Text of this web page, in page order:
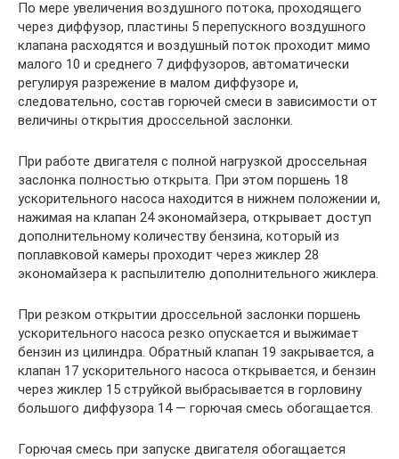
По мере увеличения воздушного потока, проходящего
через диффузор, пластины 5 перепускного воздушного
клапана расходятся и воздушный поток проходит мимо
малого 10 и среднего 7 диффузоров, автоматически
регулируя разрежение в малом диффузоре и,
следовательно, состав горючей смеси в зависимости от
величины открытия дроссельной заслонки.
При работе двигателя с полной нагрузкой дроссельная
заслонка полностью открыта. При этом поршень 18
ускорительного насоса находится в нижнем положении и,
нажимая на клапан 24 экономайзера, открывает доступ
дополнительному количеству бензина, который из
поплавковой камеры проходит через жиклер 28
экономайзера к распылителю дополнительного жиклера.
При резком открытии дроссельной заслонки поршень
ускорительного насоса резко опускается и выжимает
бензин из цилиндра. Обратный клапан 19 закрывается, а
клапан 17 ускорительного насоса открывается, и бензин
через жиклер 15 струйкой выбрасывается в горловину
большого диффузора 14 — горючая смесь обогащается.
Горючая смесь при запуске двигателя обогащается